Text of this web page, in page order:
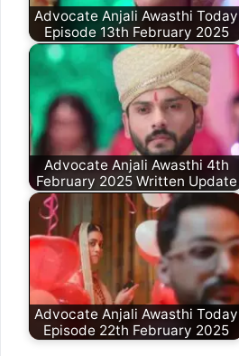
Advocate Anjali Awasthi Today
Episode 13th February 2025
Advocate Anjali Awasthi 4th
February 2025 Written Update
Advocate Anjali Awasthi Today
Episode 22th February 2025